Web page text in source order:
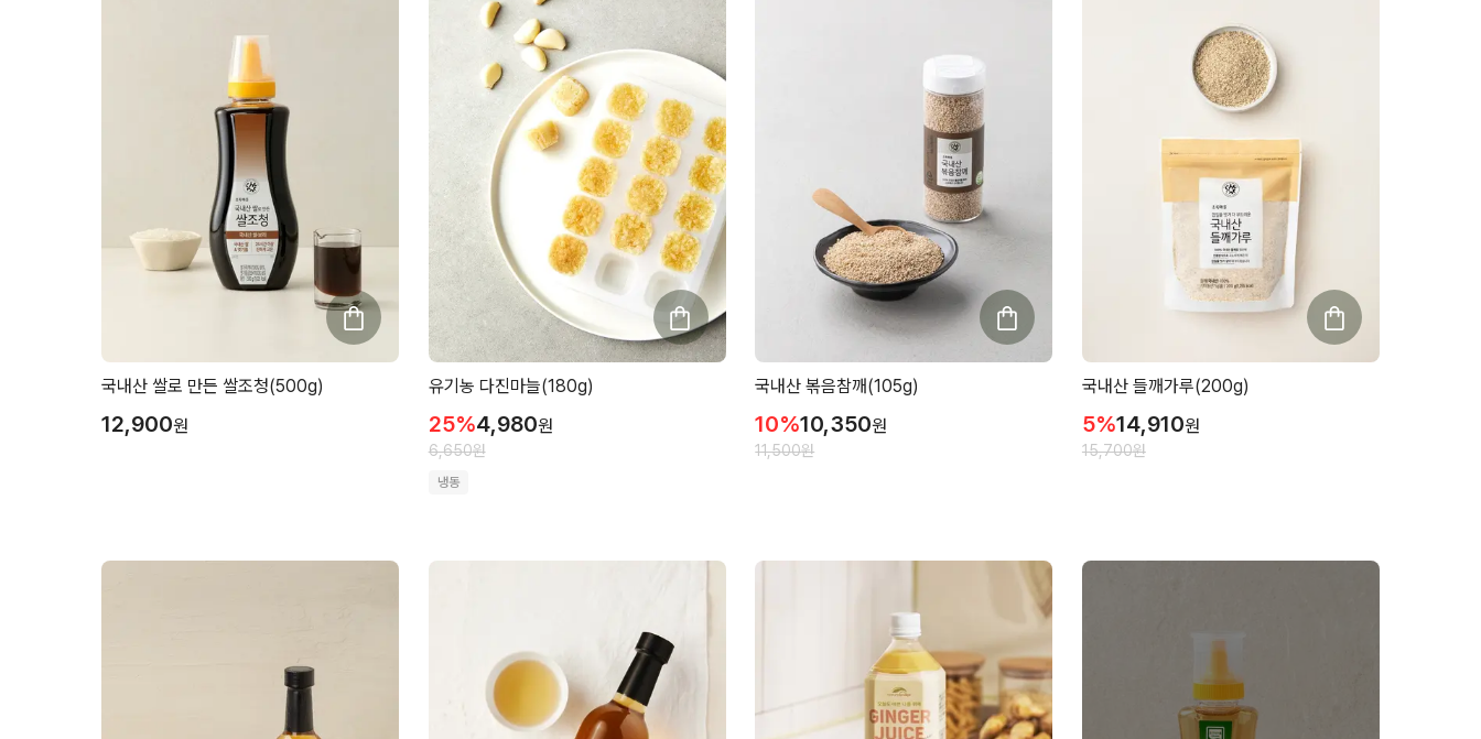
국내산 쌀로 만든 쌀조청(500g)
12,900원
유기농 다진마늘(180g)
25%4,980원
6,650원
냉동
국내산 볶음참깨(105g)
10%10,350원
11,500원
국내산 들깨가루(200g)
5%14,910원
15,700원